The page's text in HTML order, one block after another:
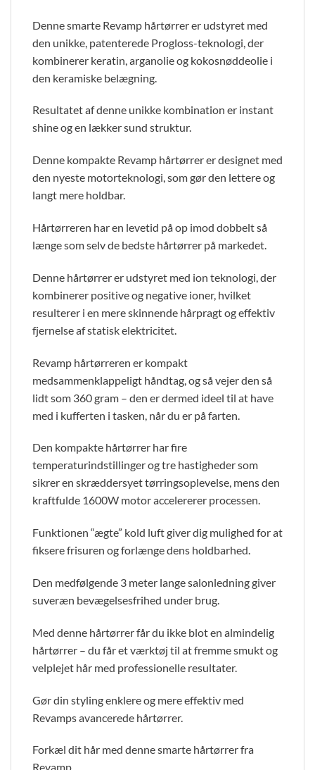
Denne smarte Revamp hårtørrer er udstyret med
den unikke, patenterede Progloss-teknologi, der
kombinerer keratin, arganolie og kokosnøddeolie i
den keramiske belægning.
Resultatet af denne unikke kombination er instant
shine og en lækker sund struktur.
Denne kompakte Revamp hårtørrer er designet med
den nyeste motorteknologi, som gør den lettere og
langt mere holdbar.
Hårtørreren har en levetid på op imod dobbelt så
længe som selv de bedste hårtørrer på markedet.
Denne hårtørrer er udstyret med ion teknologi, der
kombinerer positive og negative ioner, hvilket
resulterer i en mere skinnende hårpragt og effektiv
fjernelse af statisk elektricitet.
Revamp hårtørreren er kompakt
medsammenklappeligt håndtag, og så vejer den så
lidt som 360 gram – den er dermed ideel til at have
med i kufferten i tasken, når du er på farten.
Den kompakte hårtørrer har fire
temperaturindstillinger og tre hastigheder som
sikrer en skræddersyet tørringsoplevelse, mens den
kraftfulde 1600W motor accelererer processen.
Funktionen “ægte” kold luft giver dig mulighed for at
fiksere frisuren og forlænge dens holdbarhed.
Den medfølgende 3 meter lange salonledning giver
suveræn bevægelsesfrihed under brug.
Med denne hårtørrer får du ikke blot en almindelig
hårtørrer – du får et værktøj til at fremme smukt og
velplejet hår med professionelle resultater.
Gør din styling enklere og mere effektiv med
Revamps avancerede hårtørrer.
Forkæl dit hår med denne smarte hårtørrer fra
Revamp.